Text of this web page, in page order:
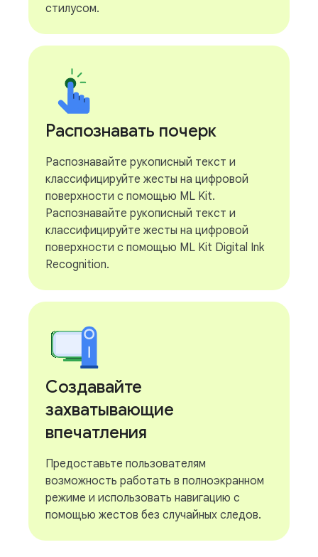
стилусом.
Распознавать почерк
Распознавайте рукописный текст и
классифицируйте жесты на цифровой
поверхности с помощью ML Kit.
Распознавайте рукописный текст и
классифицируйте жесты на цифровой
поверхности с помощью ML Kit Digital Ink
Recognition.
Создавайте
захватывающие
впечатления
Предоставьте пользователям
возможность работать в полноэкранном
режиме и использовать навигацию с
помощью жестов без случайных следов.